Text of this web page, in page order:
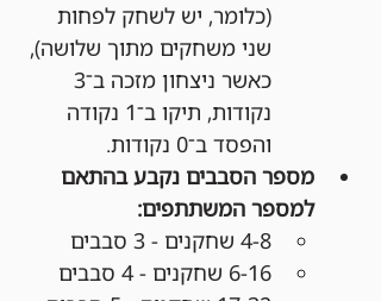
(כלומר, יש לשחק לפחות
שני משחקים מתוך שלושה),
נקודות, תיקו ב־1 נקודה
והפסד ב־0 נקודות.
מספר הסבבים נקבע בהתאם
למספר המשתתפים:
4-8 שחקנים - 3 סבבים
6-16 שחקנים - 4 סבבים